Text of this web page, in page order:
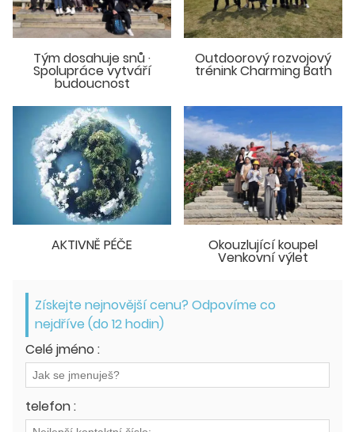
Tým dosahuje snů ·
Spolupráce vytváří
budoucnost
Outdoorový rozvojový
trénink Charming Bath
AKTIVNĚ PÉČE Okouzlující koupel
Venkovní výlet
Získejte nejnovější cenu? Odpovíme co
nejdříve (do 12 hodin)
Celé jméno :
telefon :